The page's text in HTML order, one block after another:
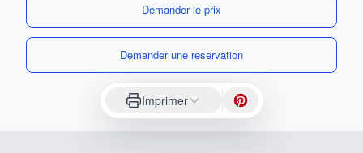
Demander le prix
Demander une reservation
Imprimer